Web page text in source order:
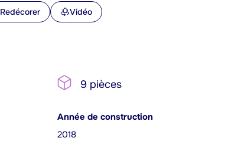
Redécorer Vidéo
9 pièces
Année de construction
2018